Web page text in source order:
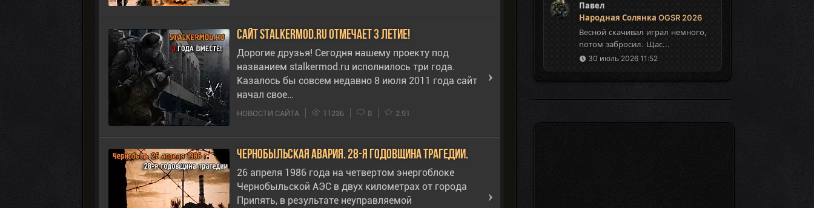
Сайт stalkermod.ru отмечает 3 летие!
Дорогие друзья! Сегодня нашему проекту под
названием stalkermod.ru исполнилось три года.
Казалось бы совсем недавно 8 июля 2011 года сайт
начал свое…
НОВОСТИ САЙТА 11236 8 2.91
Чернобыльская авария. 28-я годовщина трагедии.
26 апреля 1986 года на четвертом энергоблоке
Чернобыльской АЭС в двух километрах от города
Припять, в результате неуправляемой
Павел
Народная Солянка OGSR 2026
Весной скачивал играл немного,
потом забросил. Щас...
30 июль 2026 11:52